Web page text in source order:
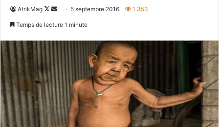
AfrikMag
Follow
Envoyer5 septembre 2016 1 353
Temps de lecture 1 minute